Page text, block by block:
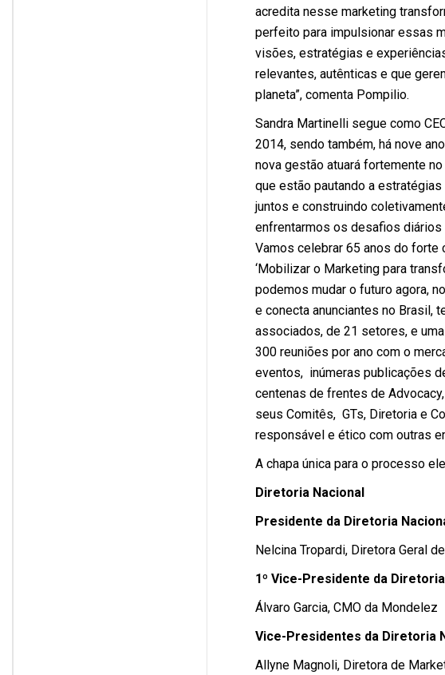
acredita nesse marketing
perfeito para impulsionar essas
visões, estratégias e
relevantes, autênticas e que
planeta”, comenta Pompilio.
Sandra Martinelli segue como
2014, sendo também, há nove
nova gestão atuará fortemente
que estão pautando a
juntos e construindo
enfrentarmos os desafios
Vamos celebrar 65 anos do
‘Mobilizar o Marketing para
podemos mudar o futuro agora,
e conecta anunciantes no Brasil,
associados, de 21 setores, e
300 reuniões por ano com o
eventos, inúmeras publicações
centenas de frentes de
seus Comitês, GTs, Diretoria e
responsável e ético com outras
A chapa única para o processo
Diretoria Nacional
Presidente da Diretoria
Nelcina Tropardi, Diretora Geral
1º Vice-Presidente da
Álvaro Garcia, CMO da Mondelez
Vice-Presidentes da
Allyne Magnoli, Diretora de